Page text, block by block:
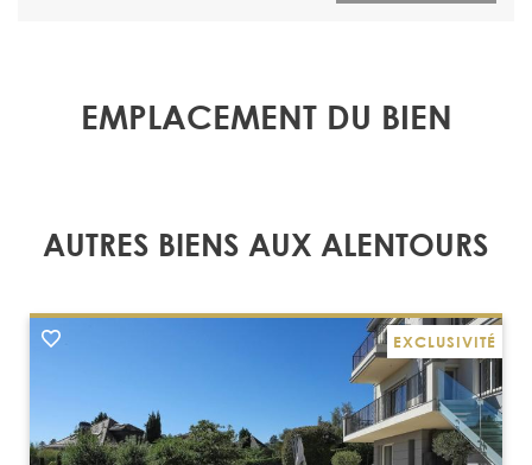
EMPLACEMENT DU BIEN
AUTRES BIENS AUX ALENTOURS
EXCLUSIVITÉ